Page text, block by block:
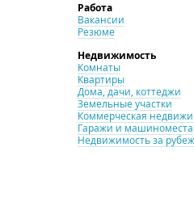
Работа
Вакансии
Резюме
Недвижимость
Комнаты
Квартиры
Дома, дачи, коттеджи
Земельные участки
Коммерческая
Гаражи и машиноместа
Недвижимость за